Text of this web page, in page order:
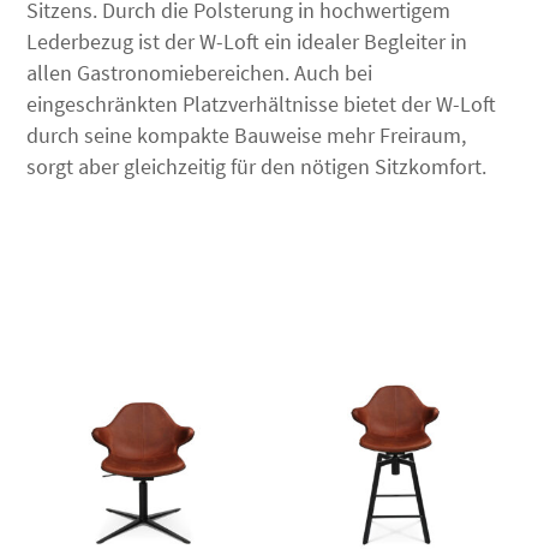
Sitzens. Durch die Polsterung in hochwertigem
Lederbezug ist der W-Loft ein idealer Begleiter in
allen Gastronomiebereichen. Auch bei
eingeschränkten Platzverhältnisse bietet der W-Loft
durch seine kompakte Bauweise mehr Freiraum,
sorgt aber gleichzeitig für den nötigen Sitzkomfort.